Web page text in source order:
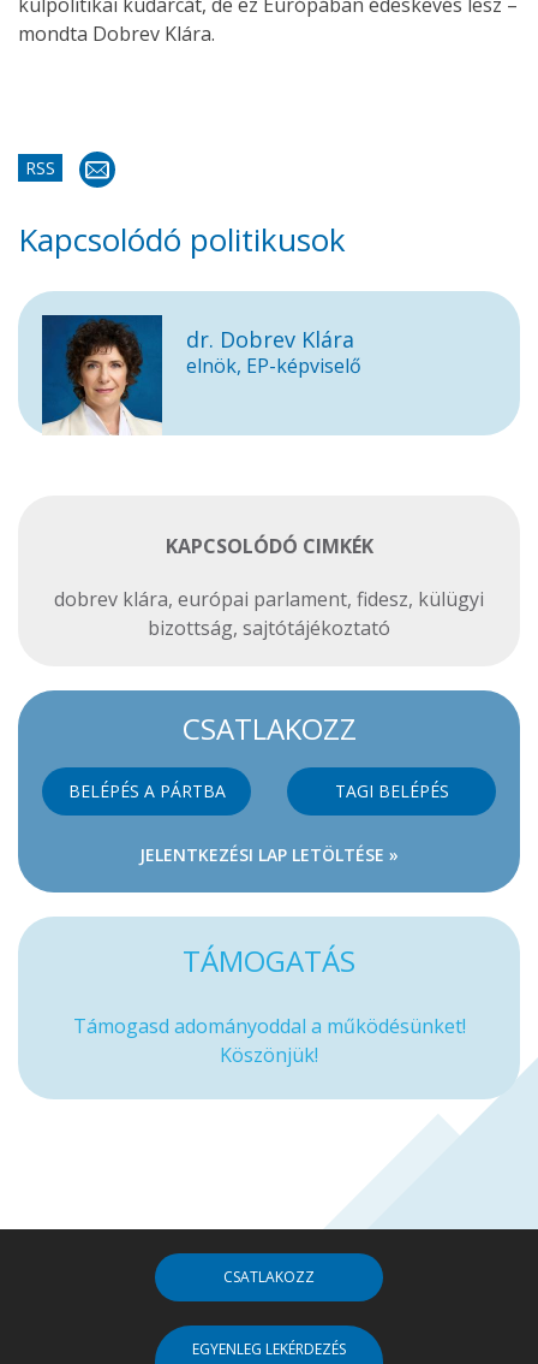
mondta Dobrev Klára.
RSS
Kapcsolódó politikusok
dr. Dobrev Klára
elnök, EP-képviselő
KAPCSOLÓDÓ CIMKÉK
dobrev klára, európai parlament, fidesz, külügyi
bizottság, sajtótájékoztató
CSATLAKOZZ
BELÉPÉS A PÁRTBA TAGI BELÉPÉS
JELENTKEZÉSI LAP LETÖLTÉSE »
TÁMOGATÁS
Támogasd adományoddal a működésünket!
Köszönjük!
CSATLAKOZZ
EGYENLEG LEKÉRDEZÉS